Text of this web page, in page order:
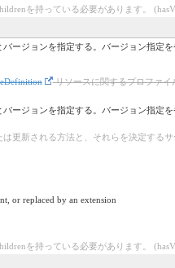
を持っている必要があります。
ージョンを指定する。バージョン指定
リソースに関するプロファ
ージョンを指定する。バージョン指定
更新される方法と、それらを決定する
or replaced by an extension
を持っている必要があります。